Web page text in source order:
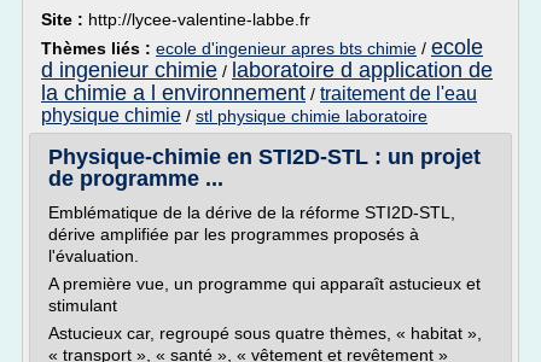
Site : http://lycee-valentine-labbe.fr
Thèmes liés : ecole d'ingenieur apres bts chimie / ecole
d ingenieur chimie / laboratoire d application de
la chimie a l environnement / traitement de l'eau
physique chimie / stl physique chimie laboratoire
Physique-chimie en STI2D-STL : un projet
de programme ...
Emblématique de la dérive de la réforme STI2D-STL,
dérive amplifiée par les programmes proposés à
l'évaluation.
A première vue, un programme qui apparaît astucieux et
stimulant
Astucieux car, regroupé sous quatre thèmes, « habitat »,
« transport », « santé », « vêtement et revêtement »